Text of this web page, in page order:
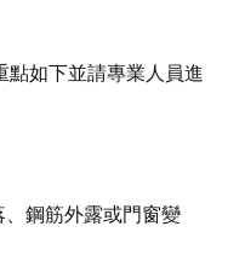
點如下並請專業人員進
鋼筋外露或門窗變